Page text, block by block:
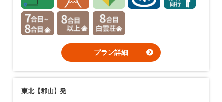
プラン詳細
東北【郡山】発